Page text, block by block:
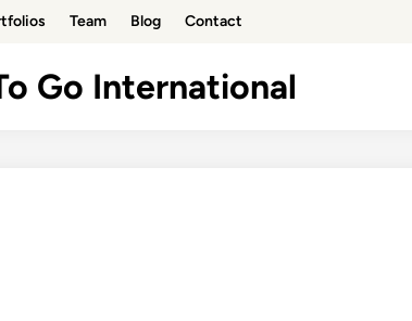
Team Blog Contact
Go International